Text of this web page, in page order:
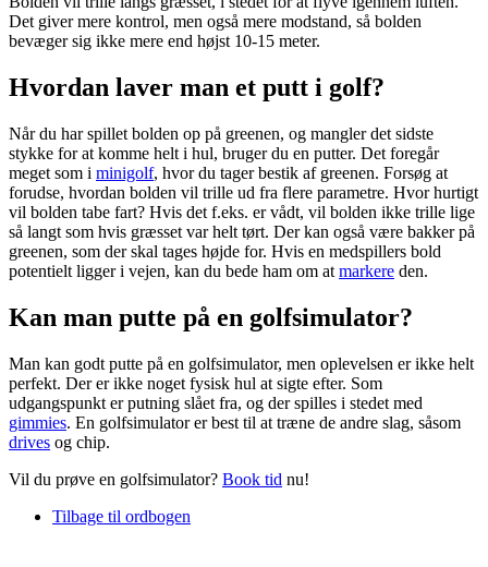
Det giver mere kontrol, men også mere modstand, så bolden
bevæger sig ikke mere end højst 10-15 meter.
Hvordan laver man et putt i golf?
Når du har spillet bolden op på greenen, og mangler det sidste
stykke for at komme helt i hul, bruger du en putter. Det foregår
meget som i minigolf, hvor du tager bestik af greenen. Forsøg at
forudse, hvordan bolden vil trille ud fra flere parametre. Hvor hurtigt
vil bolden tabe fart? Hvis det f.eks. er vådt, vil bolden ikke trille lige
så langt som hvis græsset var helt tørt. Der kan også være bakker på
greenen, som der skal tages højde for. Hvis en medspillers bold
potentielt ligger i vejen, kan du bede ham om at markere den.
Kan man putte på en golfsimulator?
Man kan godt putte på en golfsimulator, men oplevelsen er ikke helt
perfekt. Der er ikke noget fysisk hul at sigte efter. Som
udgangspunkt er putning slået fra, og der spilles i stedet med
gimmies. En golfsimulator er best til at træne de andre slag, såsom
drives og chip.
Vil du prøve en golfsimulator? Book tid nu!
Tilbage til ordbogen